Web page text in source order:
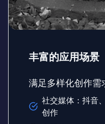
丰富的应用场景
满足多样化创作需
社交媒体：抖音
创作